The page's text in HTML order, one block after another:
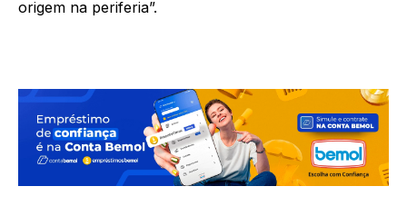
origem na periferia”.